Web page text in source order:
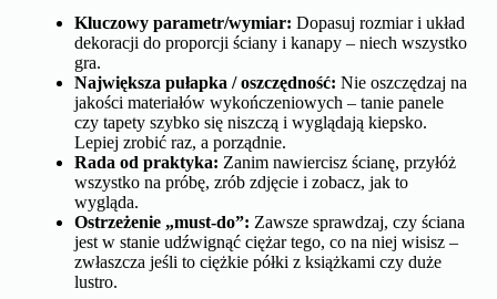
Kluczowy parametr/wymiar: Dopasuj rozmiar i układ
dekoracji do proporcji ściany i kanapy – niech wszystko
gra.
Największa pułapka / oszczędność: Nie oszczędzaj na
jakości materiałów wykończeniowych – tanie panele
czy tapety szybko się niszczą i wyglądają kiepsko.
Lepiej zrobić raz, a porządnie.
Rada od praktyka: Zanim nawiercisz ścianę, przyłóż
wszystko na próbę, zrób zdjęcie i zobacz, jak to
wygląda.
Ostrzeżenie „must-do”: Zawsze sprawdzaj, czy ściana
jest w stanie udźwignąć ciężar tego, co na niej wisisz –
zwłaszcza jeśli to ciężkie półki z książkami czy duże
lustro.